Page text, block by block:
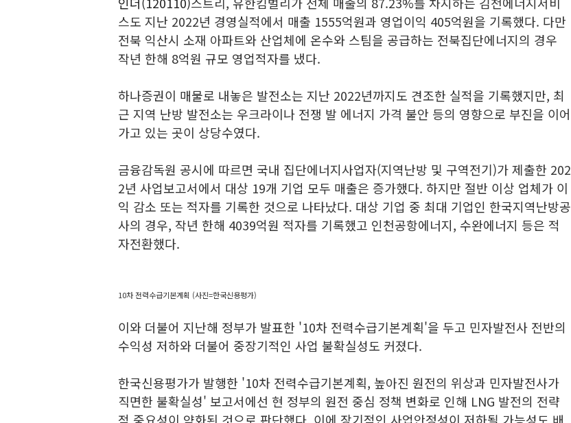
스도 지난 2022년 경영실적에서 매출 1555억원과 영업이익 405억원을 기록했다. 다만
전북 익산시 소재 아파트와 산업체에 온수와 스팀을 공급하는 전북집단에너지의 경우
작년 한해 8억원 규모 영업적자를 냈다.
하나증권이 매물로 내놓은 발전소는 지난 2022년까지도 견조한 실적을 기록했지만, 최
근 지역 난방 발전소는 우크라이나 전쟁 발 에너지 가격 불안 등의 영향으로 부진을 이어
가고 있는 곳이 상당수였다.
금융감독원 공시에 따르면 국내 집단에너지사업자(지역난방 및 구역전기)가 제출한 202
2년 사업보고서에서 대상 19개 기업 모두 매출은 증가했다. 하지만 절반 이상 업체가 이
익 감소 또는 적자를 기록한 것으로 나타났다. 대상 기업 중 최대 기업인 한국지역난방공
사의 경우, 작년 한해 4039억원 적자를 기록했고 인천공항에너지, 수완에너지 등은 적
자전환했다.
10차 전력수급기본계획 (사진=한국신용평가)
이와 더불어 지난해 정부가 발표한 '10차 전력수급기본계획'을 두고 민자발전사 전반의
수익성 저하와 더불어 중장기적인 사업 불확실성도 커졌다.
한국신용평가가 발행한 '10차 전력수급기본계획, 높아진 원전의 위상과 민자발전사가
직면한 불확실성' 보고서에선 현 정부의 원전 중심 정책 변화로 인해 LNG 발전의 전략